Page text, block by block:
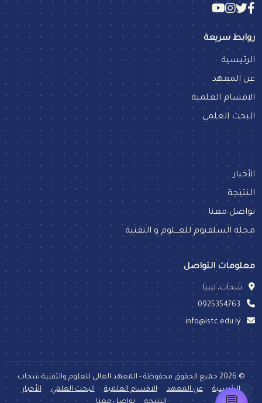
روابط سريعة
الرئيسية
عن المعهد
الاقسام العلمية
البحث العلمي
الأخبار
النتيجة
تواصل معنا
مجلة السلفيوم للعـــلوم و التقنية
معلومات التواصل
شحات، ليبيا
© 2026 جميع الحقوق محفوظة - المعهد العالي للعلوم والتقنية شحات
الرئيسية
عن المعهد الاقسام العلمية البحث العلمي
الأخبار